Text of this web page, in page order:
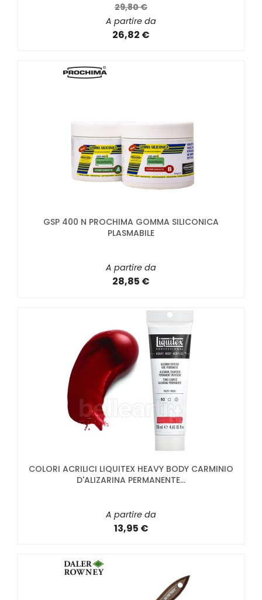
29,80 €
A partire da
26,82 €
GSP 400 N PROCHIMA GOMMA SILICONICA
PLASMABILE
A partire da
28,85 €
COLORI ACRILICI LIQUITEX HEAVY BODY CARMINIO
D'ALIZARINA PERMANENTE...
A partire da
13,95 €